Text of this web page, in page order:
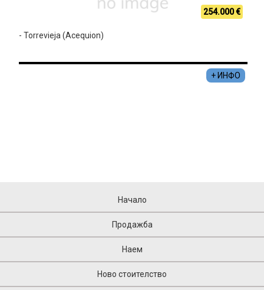
254.000 €
- Torrevieja (Acequion)
+ ИНФО
Начало
Продажба
Наем
Ново стоителство